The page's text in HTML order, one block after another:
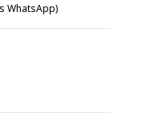
WhatsApp)